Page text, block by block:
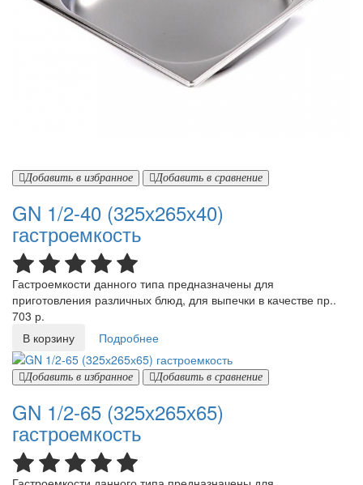
Добавить в избранное Добавить в сравнение
GN 1/2-40 (325х265х40)
гастроемкость
Гастроемкости данного типа предназначены для
приготовления различных блюд, для выпечки в качестве пр..
703 р.
В корзину
Подробнее
Добавить в избранное Добавить в сравнение
GN 1/2-65 (325х265х65)
гастроемкость